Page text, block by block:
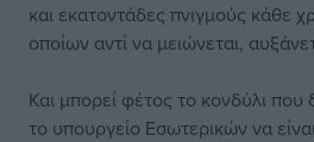
και εκατοντάδες πνιγμούς κάθε
οποίων αντί να μειώνεται,
Και μπορεί φέτος το κονδύλι που
το υπουργείο Εσωτερικών να